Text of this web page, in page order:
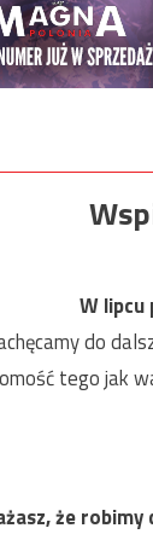
W
do
tego jak
że